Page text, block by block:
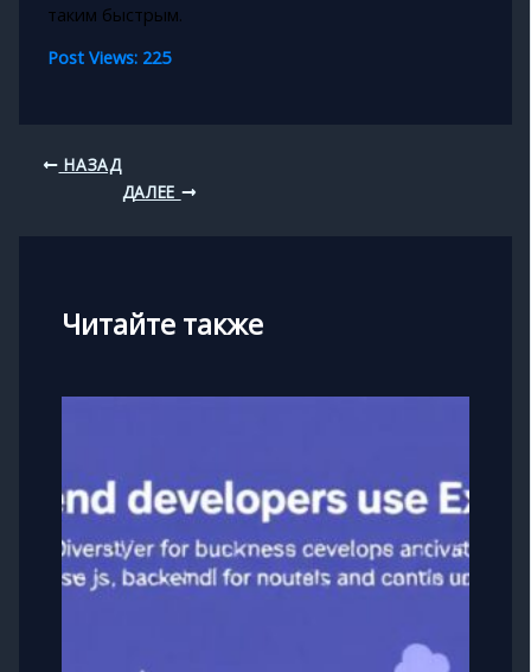
таким быстрым.
Post Views: 225
НАЗАД
ДАЛЕЕ
Читайте также